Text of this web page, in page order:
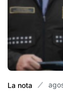
La nota